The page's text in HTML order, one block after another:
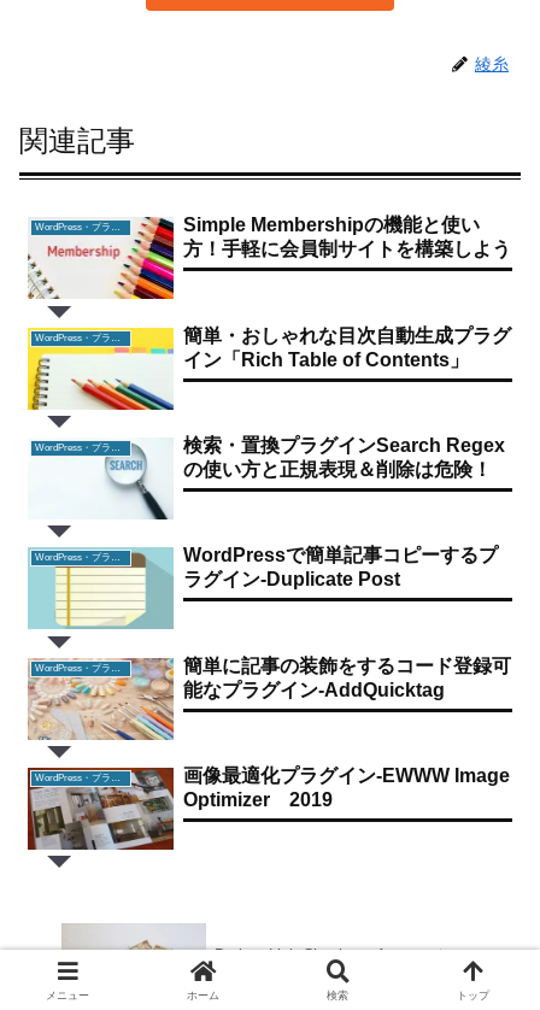
綾糸
関連記事
WordPress・プラグイン
Simple Membershipの機能と使い
方！手軽に会員制サイトを構築しよう
簡単・おしゃれな目次自動生成プラグ
イン「Rich Table of Contents」
WordPress・プラグイン
検索・置換プラグインSearch Regex
の使い方と正規表現＆削除は危険！
WordPress・プラグイン
WordPressで簡単記事コピーするプ
ラグイン-Duplicate Post
簡単に記事の装飾をするコード登録可
能なプラグイン-AddQuicktag
WordPress・プラグイン
画像最適化プラグイン-EWWW Image
Optimizer 2019
Broken Link CheckerでAmazonやアフィ
リエイトなど特定のURLを除外する
メニュー ホーム 検索 トップ